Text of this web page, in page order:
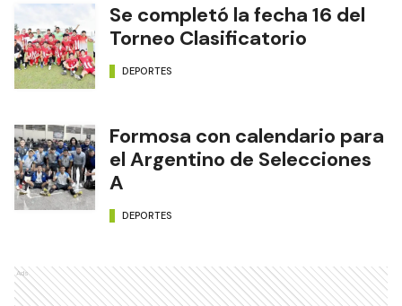
Se completó la fecha 16 del
Torneo Clasificatorio
DEPORTES
Formosa con calendario para
el Argentino de Selecciones
A
DEPORTES
Ads